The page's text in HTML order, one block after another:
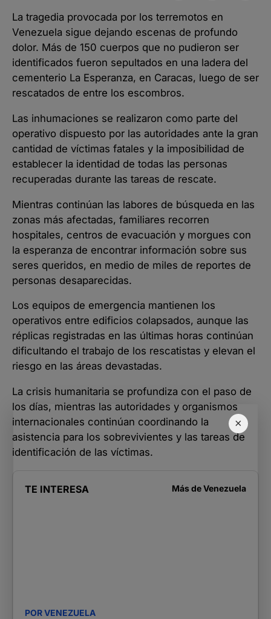
×
La tragedia provocada por los terremotos en
Venezuela sigue dejando escenas de profundo
dolor. Más de 150 cuerpos que no pudieron ser
identificados fueron sepultados en una ladera del
cementerio La Esperanza, en Caracas, luego de ser
rescatados de entre los escombros.
Las inhumaciones se realizaron como parte del
operativo dispuesto por las autoridades ante la gran
cantidad de víctimas fatales y la imposibilidad de
establecer la identidad de todas las personas
recuperadas durante las tareas de rescate.
Mientras continúan las labores de búsqueda en las
zonas más afectadas, familiares recorren
hospitales, centros de evacuación y morgues con
la esperanza de encontrar información sobre sus
seres queridos, en medio de miles de reportes de
personas desaparecidas.
Los equipos de emergencia mantienen los
operativos entre edificios colapsados, aunque las
réplicas registradas en las últimas horas continúan
dificultando el trabajo de los rescatistas y elevan el
riesgo en las áreas devastadas.
La crisis humanitaria se profundiza con el paso de
los días, mientras las autoridades y organismos
internacionales continúan coordinando la
asistencia para los sobrevivientes y las tareas de
identificación de las víctimas.
TE INTERESA Más deVenezuela
POR VENEZUELA